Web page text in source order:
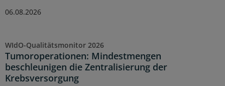
06.08.2026
WIdO-Qualitätsmonitor 2026
Tumoroperationen: Mindestmengen
beschleunigen die Zentralisierung der
Krebsversorgung